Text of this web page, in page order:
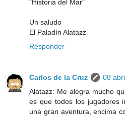
"Historia del Mar"
Un saludo
El Paladín Alatazz
Responder
Carlos de la Cruz
08
Alatazz: Me alegra mucho
es que todos los jugadores
una gran aventura, encima